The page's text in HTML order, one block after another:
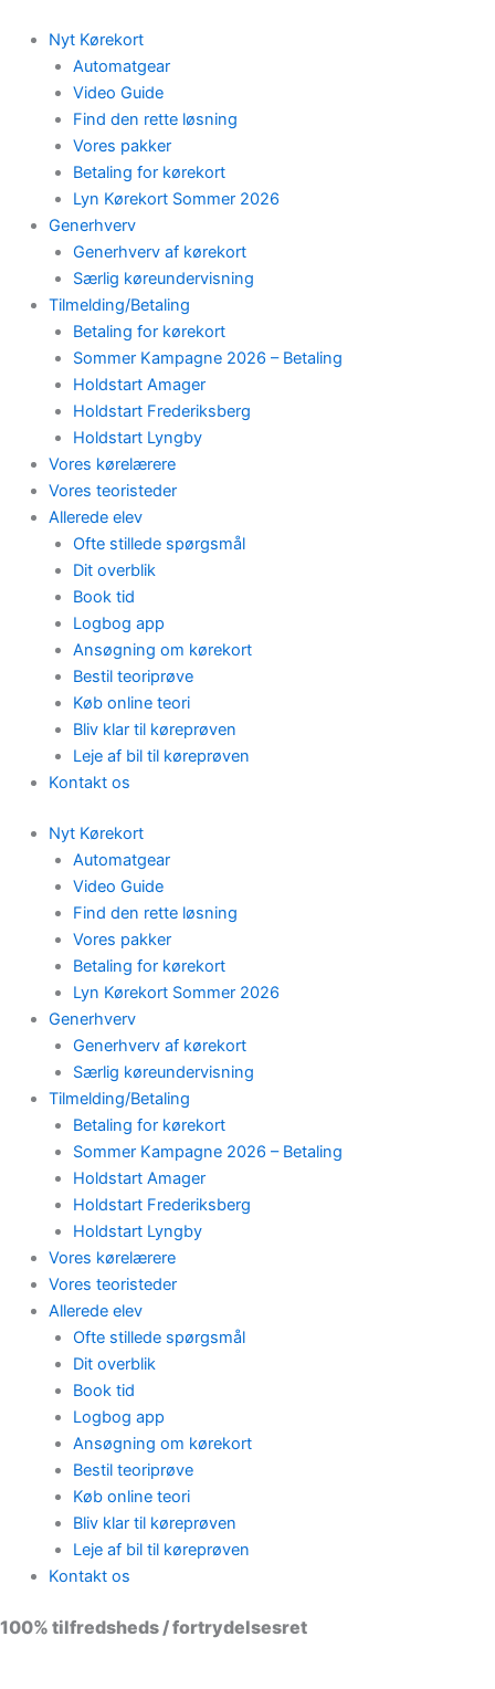
content
Nyt Kørekort
Automatgear
Video Guide
Find den rette løsning
Vores pakker
Betaling for kørekort
Lyn Kørekort Sommer 2026
Generhverv
Generhverv af kørekort
Særlig køreundervisning
Tilmelding/Betaling
Betaling for kørekort
Sommer Kampagne 2026 – Betaling
Holdstart Amager
Holdstart Frederiksberg
Holdstart Lyngby
Vores kørelærere
Vores teoristeder
Allerede elev
Ofte stillede spørgsmål
Dit overblik
Book tid
Logbog app
Ansøgning om kørekort
Bestil teoriprøve
Køb online teori
Bliv klar til køreprøven
Leje af bil til køreprøven
Kontakt os
Nyt Kørekort
Automatgear
Video Guide
Find den rette løsning
Vores pakker
Betaling for kørekort
Lyn Kørekort Sommer 2026
Generhverv
Generhverv af kørekort
Særlig køreundervisning
Tilmelding/Betaling
Betaling for kørekort
Sommer Kampagne 2026 – Betaling
Holdstart Amager
Holdstart Frederiksberg
Holdstart Lyngby
Vores kørelærere
Vores teoristeder
Allerede elev
Ofte stillede spørgsmål
Dit overblik
Book tid
Logbog app
Ansøgning om kørekort
Bestil teoriprøve
Køb online teori
Bliv klar til køreprøven
Leje af bil til køreprøven
Kontakt os
100% tilfredsheds / fortrydelsesret